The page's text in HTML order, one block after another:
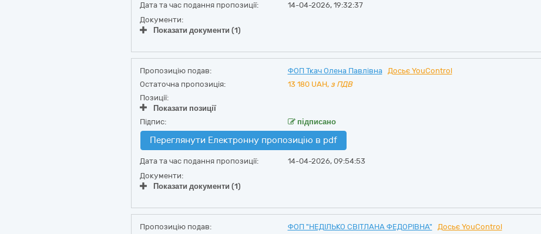
Дата та час подання пропозиції:
14-04-2026, 19:32:37
Документи:
Показати документи (1)
Пропозицію подав: ФОП Ткач Олена Павлівна
Досьє YouControl
Остаточна пропозиція:
13 180 UAH, з ПДВ
Позиції:
Показати позиції
Підпис:
підписано
Переглянути Електронну пропозицію в pdf
Дата та час подання пропозиції:
14-04-2026, 09:54:53
Документи:
Показати документи (1)
Пропозицію подав: ФОП "НЕДІЛЬКО СВІТЛАНА ФЕДОРІВНА"
Досьє YouControl